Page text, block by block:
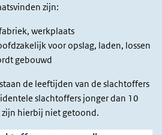
zijn:
werkplaats
voor opslag, laden, lossen
gebouwd
de leeftijden van de slachtoffers
slachtoffers jonger dan 10
hierbij niet getoond.